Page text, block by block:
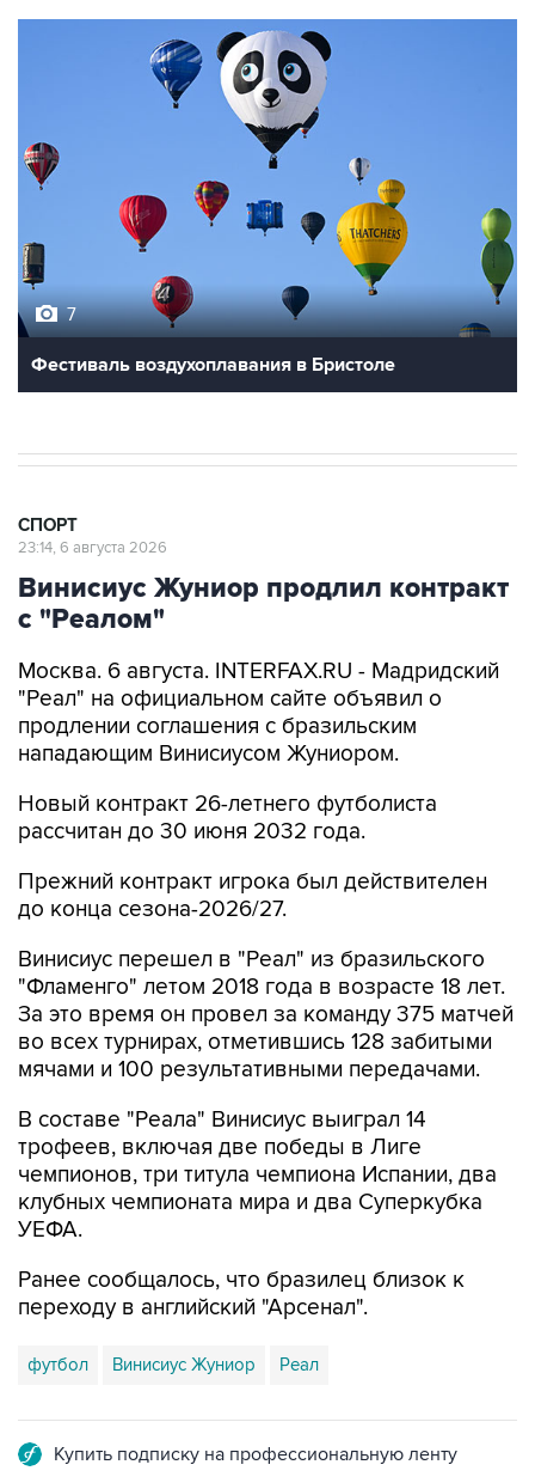
7
Фестиваль воздухоплавания в Бристоле
СПОРТ
23:14, 6 августа 2026
Винисиус Жуниор продлил контракт
с "Реалом"
Москва. 6 августа. INTERFAX.RU - Мадридский
"Реал" на официальном сайте объявил о
продлении соглашения с бразильским
нападающим Винисиусом Жуниором.
Новый контракт 26-летнего футболиста
рассчитан до 30 июня 2032 года.
Прежний контракт игрока был действителен
до конца сезона-2026/27.
Винисиус перешел в "Реал" из бразильского
"Фламенго" летом 2018 года в возрасте 18 лет.
За это время он провел за команду 375 матчей
во всех турнирах, отметившись 128 забитыми
мячами и 100 результативными передачами.
В составе "Реала" Винисиус выиграл 14
трофеев, включая две победы в Лиге
чемпионов, три титула чемпиона Испании, два
клубных чемпионата мира и два Суперкубка
УЕФА.
Ранее сообщалось, что бразилец близок к
переходу в английский "Арсенал".
футбол Винисиус Жуниор Реал
Купить подписку на профессиональную ленту